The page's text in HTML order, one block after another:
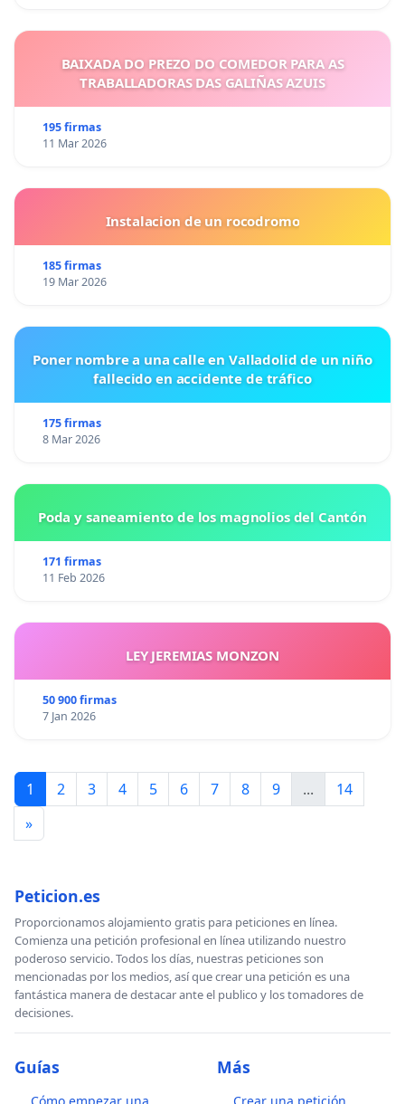
BAIXADA DO PREZO DO COMEDOR PARA AS
TRABALLADORAS DAS GALIÑAS AZUIS
195 firmas
11 Mar 2026
Instalacion de un rocodromo
185 firmas
19 Mar 2026
Poner nombre a una calle en Valladolid de un niño
fallecido en accidente de tráfico
175 firmas
8 Mar 2026
Poda y saneamiento de los magnolios del Cantón
171 firmas
11 Feb 2026
LEY JEREMIAS MONZON
50 900 firmas
7 Jan 2026
1 2 3 4 5 6 7 8 9 ...
14
»
Peticion.es
Proporcionamos alojamiento gratis para peticiones en línea.
Comienza una petición profesional en línea utilizando nuestro
poderoso servicio. Todos los días, nuestras peticiones son
mencionadas por los medios, así que crear una petición es una
fantástica manera de destacar ante el publico y los tomadores de
decisiones.
Guías Más